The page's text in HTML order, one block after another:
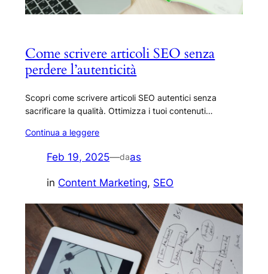
Come scrivere articoli SEO senza
perdere l’autenticità
Scopri come scrivere articoli SEO autentici senza
sacrificare la qualità. Ottimizza i tuoi contenuti…
Continua a leggere
Feb 19, 2025—daas
in Content Marketing, SEO